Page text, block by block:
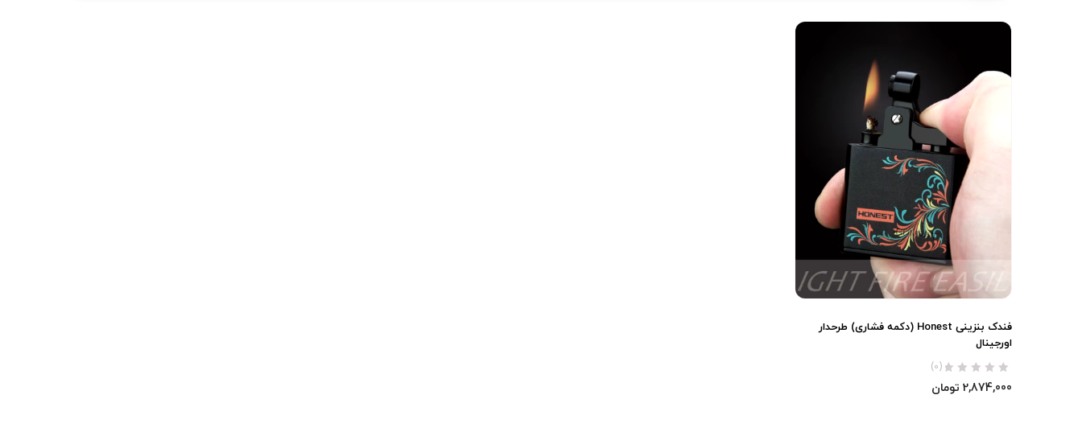
فندک بنزینی Honest (دکمه فشاری) طرحدار
اورجینال
(0)
2,874,000 تومان